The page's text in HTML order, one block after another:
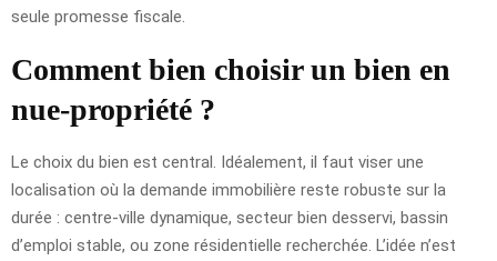
seule promesse fiscale.
Comment bien choisir un bien en
nue-propriété ?
Le choix du bien est central. Idéalement, il faut viser une
localisation où la demande immobilière reste robuste sur la
durée : centre-ville dynamique, secteur bien desservi, bassin
d’emploi stable, ou zone résidentielle recherchée. L’idée n’est